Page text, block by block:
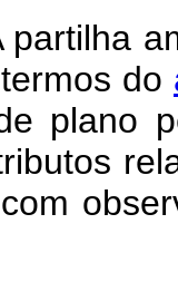
partilha
do
plano